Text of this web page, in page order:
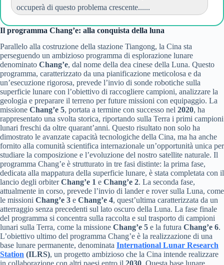
occuperà di questo problema crescente......
Il programma Chang’e: alla conquista della luna
Parallelo alla costruzione della stazione Tiangong, la Cina sta
perseguendo un ambizioso programma di esplorazione lunare
denominato Chang’e, dal nome della dea cinese della Luna. Questo
programma, caratterizzato da una pianificazione meticolosa e da
un’esecuzione rigorosa, prevede l’invio di sonde robotiche sulla
superficie lunare con l’obiettivo di raccogliere campioni, analizzare la
geologia e preparare il terreno per future missioni con equipaggio. La
missione Chang’e 5, portata a termine con successo nel 2020, ha
rappresentato una svolta storica, riportando sulla Terra i primi campioni
lunari freschi da oltre quarant’anni. Questo risultato non solo ha
dimostrato le avanzate capacità tecnologiche della Cina, ma ha anche
fornito alla comunità scientifica internazionale un’opportunità unica per
studiare la composizione e l’evoluzione del nostro satellite naturale. Il
programma Chang’e è strutturato in tre fasi distinte: la prima fase,
dedicata alla mappatura della superficie lunare, è stata completata con il
lancio degli orbiterChang’e 1 e Chang’e 2. La seconda fase,
attualmente in corso, prevede l’invio di lander e rover sulla Luna, come
le missioni Chang’e 3 e Chang’e 4, quest’ultima caratterizzata da un
atterraggio senza precedenti sul lato oscuro della Luna. La fase finale
del programma si concentra sulla raccolta e sul trasporto di campioni
lunari sulla Terra, come la missione Chang’e 5 e la futura Chang’e 6.
L’obiettivo ultimo del programma Chang’e è la realizzazione di una
base lunare permanente, denominata International Lunar Research
Station (ILRS), un progetto ambizioso che la Cina intende realizzare